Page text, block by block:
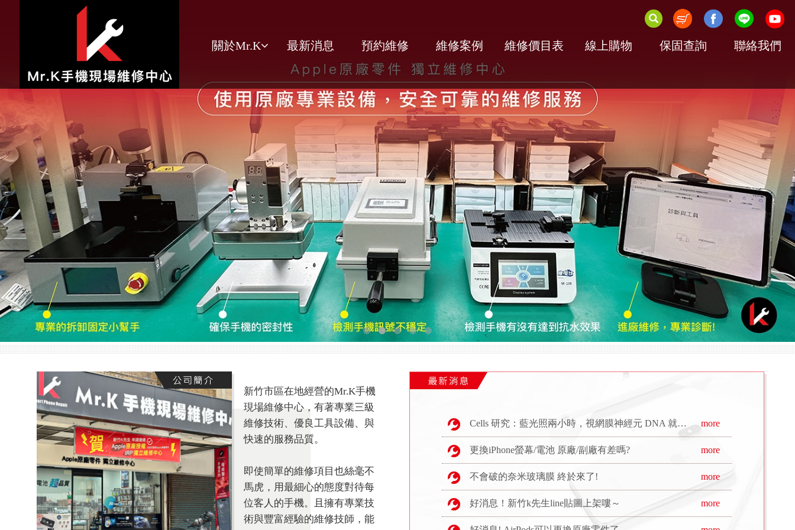
關於Mr.K 最新消息 預約維修 維修案例 維修價目表 線上購物 保固查詢 聯絡我們
新竹市區在地經營的Mr.K手機
現場維修中心，有著專業三級
維修技術、優良工具設備、與
快速的服務品質。
即使簡單的維修項目也絲毫不
馬虎，用最細心的態度對待每
位客人的手機。且擁有專業技
術與豐富經驗的維修技師，能
Cells 研究：藍光照兩小時，視網膜神經元 DNA 就開始斷裂。 來看看研究報告怎麼說 more
更換iPhone螢幕/電池 原廠/副廠有差嗎? more
不會破的奈米玻璃膜 終於來了! more
好消息！新竹k先生line貼圖上架嘍～ more